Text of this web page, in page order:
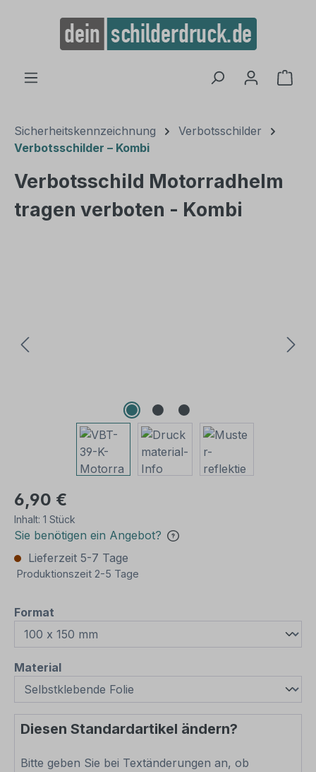
springen
Sicherheitskennzeichnung
Verbotsschilder
Verbotsschilder – Kombi
Verbotsschild Motorradhelm
tragen verboten - Kombi
6,90 €
Inhalt: 1 Stück
Sie benötigen ein Angebot?
Lieferzeit 5-7 Tage
Produktionszeit 2-5 Tage
Format
Materialauswählen
Diesen Standardartikel ändern?
Bitte geben Sie bei Textänderungen an, ob